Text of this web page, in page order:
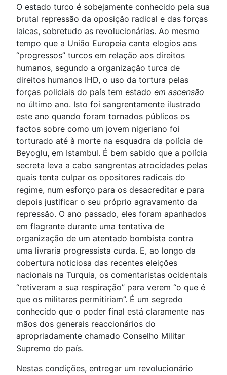
O estado turco é sobejamente conhecido pela sua
brutal repressão da oposição radical e das forças
laicas, sobretudo as revolucionárias. Ao mesmo
tempo que a União Europeia canta elogios aos
“progressos” turcos em relação aos direitos
humanos, segundo a organização turca de
direitos humanos IHD, o uso da tortura pelas
forças policiais do país tem estado em ascensão
no último ano. Isto foi sangrentamente ilustrado
este ano quando foram tornados públicos os
factos sobre como um jovem nigeriano foi
torturado até à morte na esquadra da polícia de
Beyoglu, em Istambul. É bem sabido que a polícia
secreta leva a cabo sangrentas atrocidades pelas
quais tenta culpar os opositores radicais do
regime, num esforço para os desacreditar e para
depois justificar o seu próprio agravamento da
repressão. O ano passado, eles foram apanhados
em flagrante durante uma tentativa de
organização de um atentado bombista contra
uma livraria progressista curda. E, ao longo da
cobertura noticiosa das recentes eleições
nacionais na Turquia, os comentaristas ocidentais
“retiveram a sua respiração” para verem “o que é
que os militares permitiriam”. É um segredo
conhecido que o poder final está claramente nas
mãos dos generais reaccionários do
apropriadamente chamado Conselho Militar
Supremo do país.
Nestas condições, entregar um revolucionário